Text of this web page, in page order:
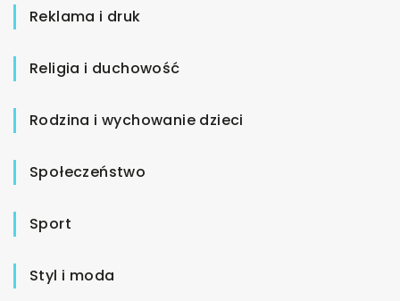
Reklama i druk
Religia i duchowość
Rodzina i wychowanie dzieci
Społeczeństwo
Sport
Styl i moda